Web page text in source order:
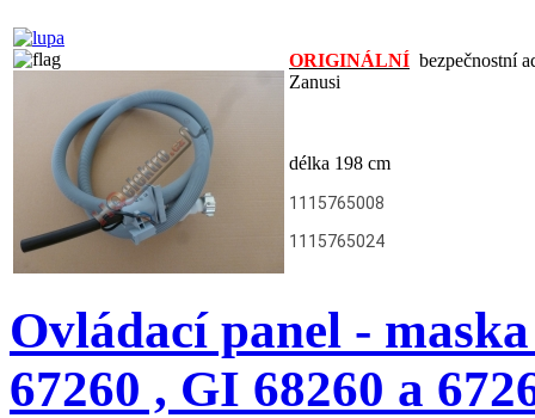
ORIGINÁLNÍ bezpečnostní
Zanusi
délka 198 cm
1115765008
1115765024
Ovládací panel -
67260 , GI 68260 a